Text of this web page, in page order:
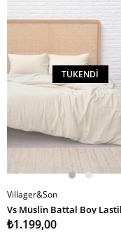
TÜKENDI
Villager&Son
₺1.199,00